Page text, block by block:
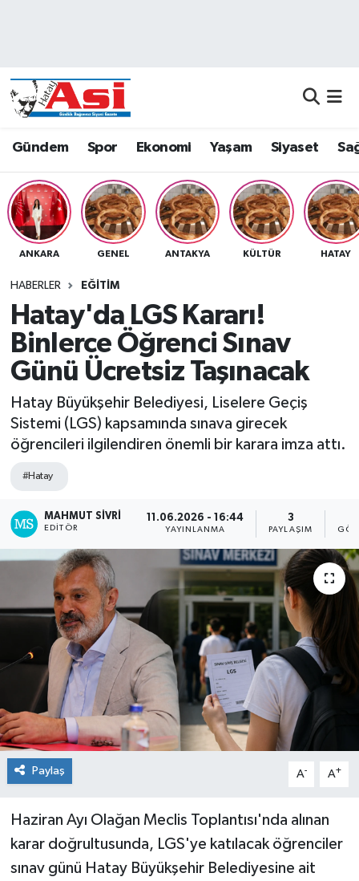
Gündem Spor Ekonomi Yaşam Siyaset
ANKARA GENEL ANTAKYA KÜLTÜR HATAY
HABERLER EĞITIM
Hatay'da LGS Kararı!
Binlerce Öğrenci Sınav
Günü Ücretsiz Taşınacak
Hatay Büyükşehir Belediyesi, Liselere Geçiş
Sistemi (LGS) kapsamında sınava girecek
öğrencileri ilgilendiren önemli bir karara imza attı.
#Hatay
MAHMUT SIVRI
EDITÖR
11.06.2026 - 16:44
YAYINLANMA
3
PAYLAŞIM
Paylaş A- A+
Haziran Ayı Olağan Meclis Toplantısı'nda alınan
karar doğrultusunda, LGS'ye katılacak öğrenciler
sınav günü Hatay Büyükşehir Belediyesine ait
Dünya
Eğitim
Ekonomi
Gündem
Sağlık
Siyaset
Teknoloji
Hava Durumu
Namaz Vakitleri
Trafik Durumu
Süper Lig Puan Durumu ve Fikstür
Son Dakika Haberleri
Haber Arşivi